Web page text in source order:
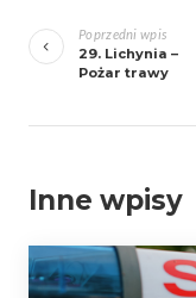
wpisyPoprzedni wpis
29. Lichynia –
Pożar trawy
Inne wpisy